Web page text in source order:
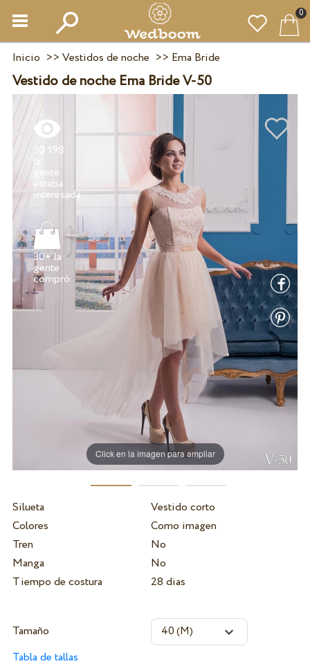
0
Inicio >> Vestidos de noche >> Ema Bride
Vestido de noche Ema Bride V-50
Click en la imagen para ampliar
30 198
la
gente
estaba
interesada
30+ la
gente
Silueta
Vestido corto
Colores
Como imagen
Tren
No
Manga
No
Tiempo de costura
28 dias
Tamaño
Tabla de tallas